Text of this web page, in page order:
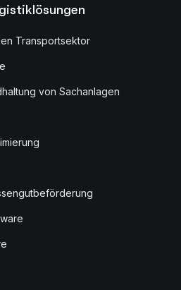
Transportsektor
von Sachanlagen